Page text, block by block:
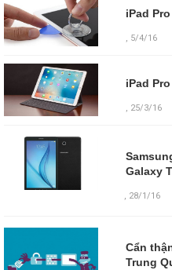
iPad
, 5/4/16
iPad
, 25/3/16
Galaxy
, 28/1/16
Cẩn
Trung